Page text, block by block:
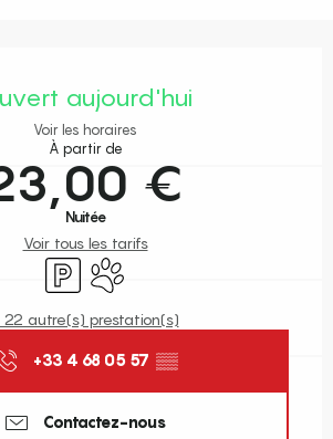
aujourd'hui
Voir les horaires
À partir de
€
Nuitée
Voir tous les tarifs
ParkingAnimaux acceptés
22 autre(s) prestation(s)
+33 4 68 05 57 ▒▒
Contactez-nous